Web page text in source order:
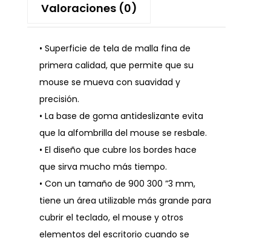
Valoraciones (0)
• Superficie de tela de malla fina de
primera calidad, que permite que su
mouse se mueva con suavidad y
precisión.
• La base de goma antideslizante evita
que la alfombrilla del mouse se resbale.
• El diseño que cubre los bordes hace
que sirva mucho más tiempo.
• Con un tamaño de 900 300 ”3 mm,
tiene un área utilizable más grande para
cubrir el teclado, el mouse y otros
elementos del escritorio cuando se